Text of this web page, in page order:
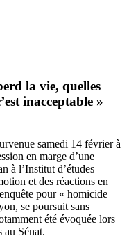
la vie, quelles
inacceptable »
samedi 14 février à
en marge d’une
à l’Institut d’études
et des réactions en
pour « homicide
se poursuit sans
été évoquée lors
au Sénat.